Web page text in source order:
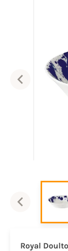
Royal